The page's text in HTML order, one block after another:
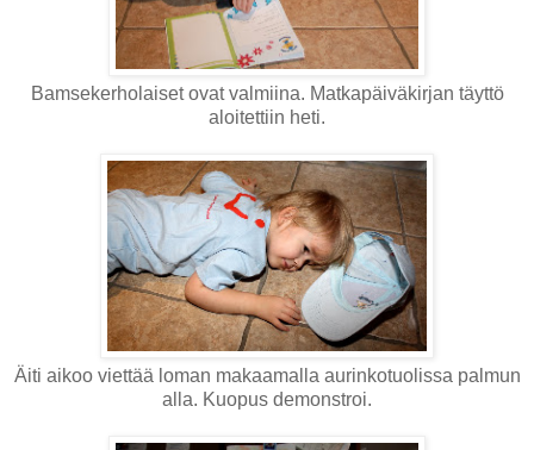
Bamsekerholaiset ovat valmiina. Matkapäiväkirjan täyttö
aloitettiin heti.
Äiti aikoo viettää loman makaamalla aurinkotuolissa palmun
alla. Kuopus demonstroi.